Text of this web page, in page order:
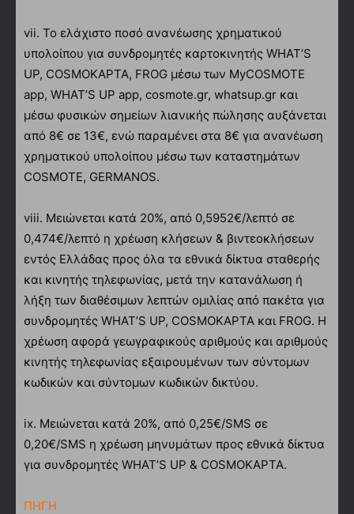
vii. Το ελάχιστο ποσό ανανέωσης χρηματικού
υπολοίπου για συνδρομητές καρτοκινητής WHAT’S
UP, COSMOΚΑΡΤΑ, FROG μέσω των MyCOSMOTE
app, WHAT’S UP app, cosmote.gr, whatsup.gr και
μέσω φυσικών σημείων λιανικής πώλησης αυξάνεται
από 8€ σε 13€, ενώ παραμένει στα 8€ για ανανέωση
χρηματικού υπολοίπου μέσω των καταστημάτων
COSMOTE, GERMANOS.
viii. Μειώνεται κατά 20%, από 0,5952€/λεπτό σε
0,474€/λεπτό η χρέωση κλήσεων & βιντεοκλήσεων
εντός Ελλάδας προς όλα τα εθνικά δίκτυα σταθερής
και κινητής τηλεφωνίας, μετά την κατανάλωση ή
λήξη των διαθέσιμων λεπτών ομιλίας από πακέτα για
συνδρομητές WHAT’S UP, COSMOΚΑΡΤΑ και FROG. Η
χρέωση αφορά γεωγραφικούς αριθμούς και αριθμούς
κινητής τηλεφωνίας εξαιρουμένων των σύντομων
κωδικών και σύντομων κωδικών δικτύου.
ix. Μειώνεται κατά 20%, από 0,25€/SMS σε
0,20€/SMS η χρέωση μηνυμάτων προς εθνικά δίκτυα
για συνδρομητές WHAT’S UP & COSMOΚΑΡΤΑ.
ΠΗΓΗ